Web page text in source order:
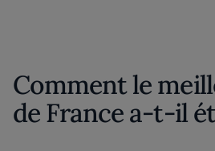
Comment le
de France a-t-il